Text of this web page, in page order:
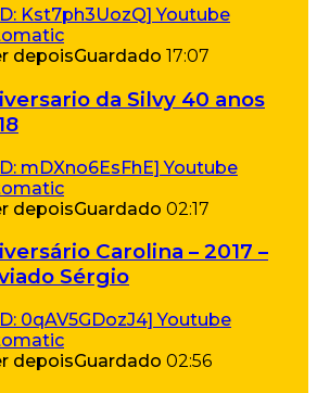
depoisGuardado 17:07
da Silvy 40 anos
depoisGuardado 02:17
Carolina – 2017 –
Sérgio
depoisGuardado 02:56